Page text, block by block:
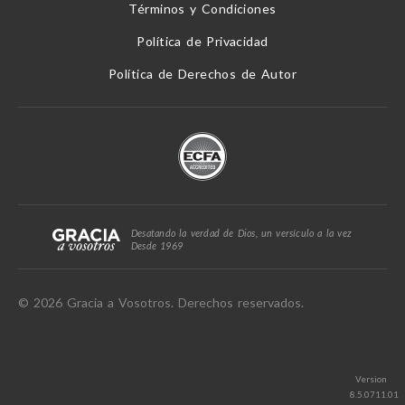
Términos y Condiciones
Política de Privacidad
Política de Derechos de Autor
Desatando la verdad de Dios, un versículo a la vez
Desde 1969
© 2026 Gracia a Vosotros. Derechos reservados.
Version
8.5.0711.01